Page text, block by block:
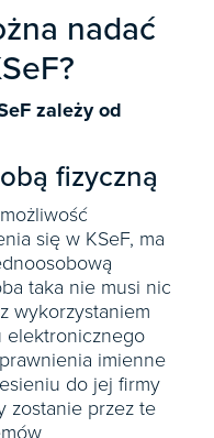
nadać
zależy od
fizyczną
się w KSeF, ma
taka nie musi nic
wykorzystaniem
elektronicznego
imienne
do jej firmy
zostanie przez te